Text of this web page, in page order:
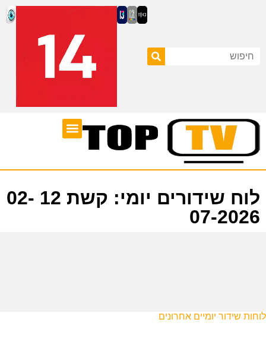
לוח שידורים יומי: קשת 12 02-
07-2026
לוחות שידור יומיים אחרונים